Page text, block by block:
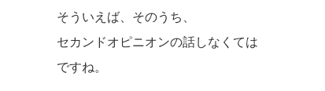
そういえば、そのうち、
セカンドオピニオンの話しなくては
ですね。